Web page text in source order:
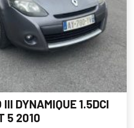
DYNAMIQUE 1.5DCI
5 2010